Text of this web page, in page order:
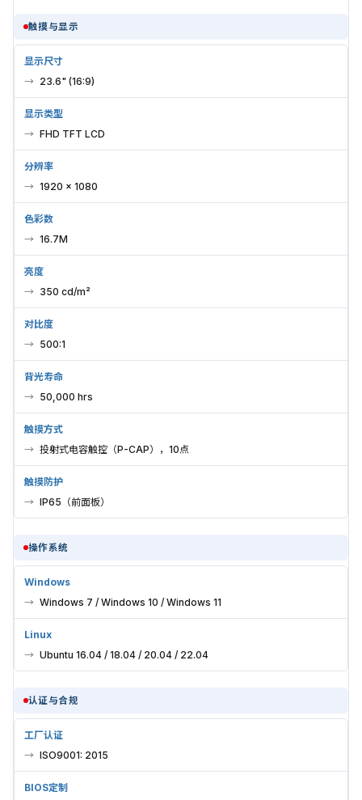
触摸与显示
显示尺寸
23.6" (16:9)
显示类型
FHD TFT LCD
分辨率
1920 × 1080
色彩数
16.7M
亮度
350 cd/m²
对比度
500:1
背光寿命
50,000 hrs
触摸方式
投射式电容触控（P-CAP），10点
触摸防护
IP65（前面板）
操作系统
Windows
Windows 7 / Windows 10 / Windows 11
Linux
Ubuntu 16.04 / 18.04 / 20.04 / 22.04
认证与合规
工厂认证
ISO9001: 2015
BIOS定制